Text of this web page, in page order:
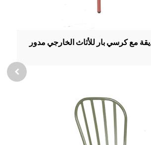
مع كرسي بار للأثاث الخارجي مدور